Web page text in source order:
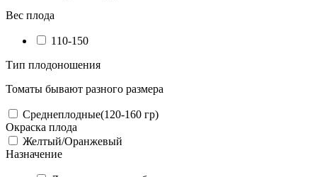
Вес плода
110-150
Тип плодоношения
Томаты бывают разного размера
Среднеплодные(120-160 гр)
Окраска плода
Желтый/Оранжевый
Назначение